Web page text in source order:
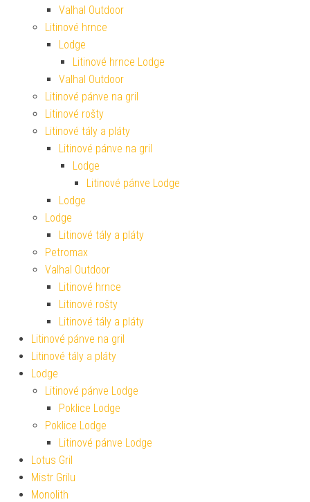
Valhal Outdoor
Litinové hrnce
Lodge
Litinové hrnce Lodge
Valhal Outdoor
Litinové pánve na gril
Litinové rošty
Litinové tály a pláty
Litinové pánve na gril
Lodge
Litinové pánve Lodge
Lodge
Lodge
Litinové tály a pláty
Petromax
Valhal Outdoor
Litinové hrnce
Litinové rošty
Litinové tály a pláty
Litinové pánve na gril
Litinové tály a pláty
Lodge
Litinové pánve Lodge
Poklice Lodge
Poklice Lodge
Litinové pánve Lodge
Lotus Gril
Mistr Grilu
Monolith